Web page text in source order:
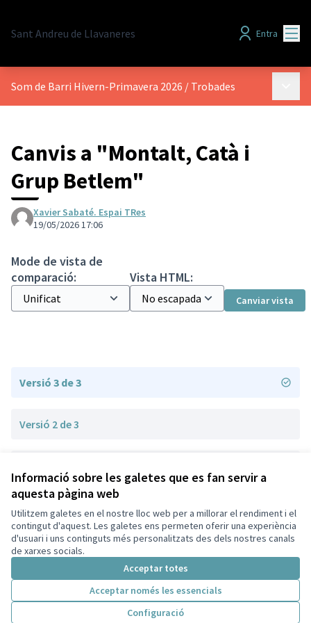
Informació sobre les galetes que es fan servir a
aquesta pàgina web
Utilitzem galetes en el nostre lloc web per a millorar el rendiment i el
contingut d'aquest. Les galetes ens permeten oferir una experiència
d'usuari i uns continguts més personalitzats des dels nostres canals
de xarxes socials.
Acceptar totes
Acceptar només les essencials
Configuració
Sant Andreu de Llavaneres Entra
Som de Barri Hivern-Primavera 2026 / Trobades
Canvis a "Montalt, Catà i
Grup Betlem"
Xavier Sabaté. Espai TRes
19/05/2026 17:06
Mode de vista de
comparació:
Vista HTML:
Canviar vista
Versió 3 de 3
Versió 2 de 3
Termes i condicions d'ús
Configuració de les galetes
Sant Andreu de Llavaneres a X
(Enllaç extern)
Sant Andreu de Llavaneres a Facebook
Sant Andreu de Llavaneres a YouTube
Web creada amb
Amb
(Enllaç